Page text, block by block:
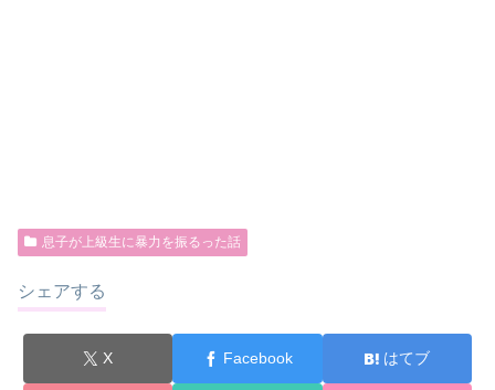
息子が上級生に暴力を振るった話
シェアする
X Facebook はてブ